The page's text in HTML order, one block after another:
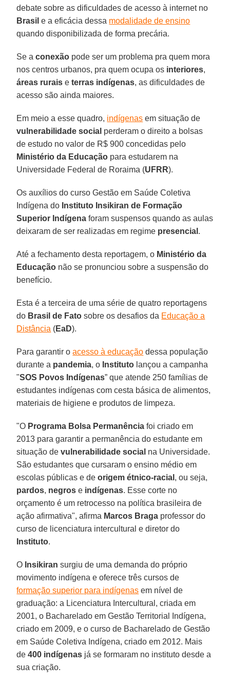
debate sobre as dificuldades de acesso à internet no
Brasil e a eficácia dessa modalidade de ensino
quando disponibilizada de forma precária.
Se aconexão pode ser um problema pra quem mora
nos centros urbanos, pra quem ocupa os interiores,
áreas rurais eterras indígenas, as dificuldades de
acesso são ainda maiores.
Em meio a esse quadro, indígenas em situação de
vulnerabilidade social perderam o direito a bolsas
de estudo no valor de R$ 900 concedidas pelo
Ministério da Educação para estudarem na
Universidade Federal de Roraima (UFRR).
Os auxílios do curso Gestão em Saúde Coletiva
Indígena do Instituto Insikiran de Formação
Superior Indígena foram suspensos quando as aulas
deixaram de ser realizadas em regime presencial .
Até a fechamento desta reportagem, o Ministério da
Educação não se pronunciou sobre a suspensão do
benefício.
Esta é a terceira de uma série de quatro reportagens
do Brasil de Fato sobre os desafios da Educação a
Distância (EaD).
Para garantir oacesso à educação dessa população
durante a pandemia, o Instituto lançou a campanha
"SOS Povos Indígenas” que atende 250 famílias de
estudantes indígenas com cesta básica de alimentos,
materiais de higiene e produtos de limpeza.
"O Programa Bolsa Permanência foi criado em
2013 para garantir a permanência do estudante em
situação devulnerabilidade social na Universidade.
São estudantes que cursaram o ensino médio em
escolas públicas e deorigem étnico-racial , ou seja,
pardos, negros e indígenas. Esse corte no
orçamento é um retrocesso na política brasileira de
ação afirmativa", afirma Marcos Braga professor do
curso de licenciatura intercultural e diretor do
Instituto.
O Insikiran surgiu de uma demanda do próprio
movimento indígena e oferece três cursos de
formação superior para indígenas em nível de
graduação: a Licenciatura Intercultural, criada em
2001, o Bacharelado em Gestão Territorial Indígena,
criado em 2009, e o curso de Bacharelado de Gestão
em Saúde Coletiva Indígena, criado em 2012. Mais
de400 indígenas já se formaram no instituto desde a
sua criação.